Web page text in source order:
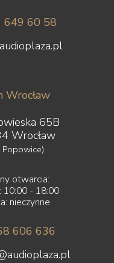
649 60 58
Wrocław
65B
Wrocław
Popowice)
otwarcia:
10:00 - 18:00
nieczynne
606 636